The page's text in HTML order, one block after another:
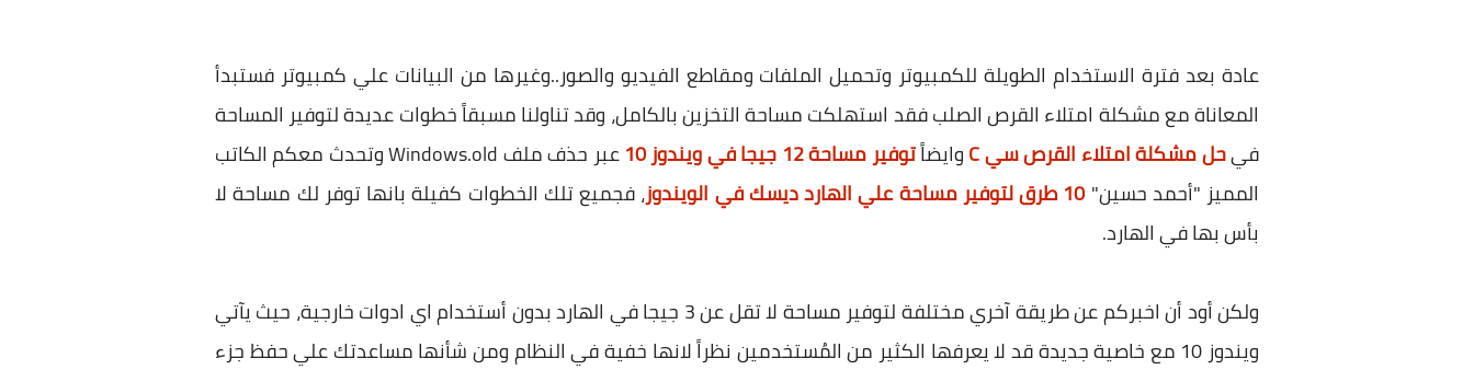
عادة بعد فترة الاستخدام الطويلة للكمبيوتر وتحميل الملفات ومقاطع الفيديو والصور..وغيرها من البيانات علي كمبيوتر فستبدأ
المعاناة مع مشكلة امتلاء القرص الصلب فقد استهلكت مساحة التخزين بالكامل، وقد تناولنا مسبقاً خطوات عديدة لتوفير المساحة
فيحل مشكلة امتلاء القرص سي C وايضاًتوفير مساحة 12 جيجا في ويندوز 10
عبر حذف ملف Windows.old وتحدث معكم الكاتب
المميز "أحمد حسين"10 طرق لتوفير مساحة علي الهارد ديسك في الويندوز
، فجميع تلك الخطوات كفيلة بانها توفر لك مساحة لا
بأس بها في الهارد.
ولكن أود أن اخبركم عن طريقة آخري مختلفة لتوفير مساحة لا تقل عن 3 جيجا في الهارد بدون أستخدام اي ادوات خارجية، حيث يآتي
ويندوز 10 مع خاصية جديدة قد لا يعرفها الكثير من المُستخدمين نظراً لانها خفية في النظام ومن شأنها مساعدتك علي حفظ جزء